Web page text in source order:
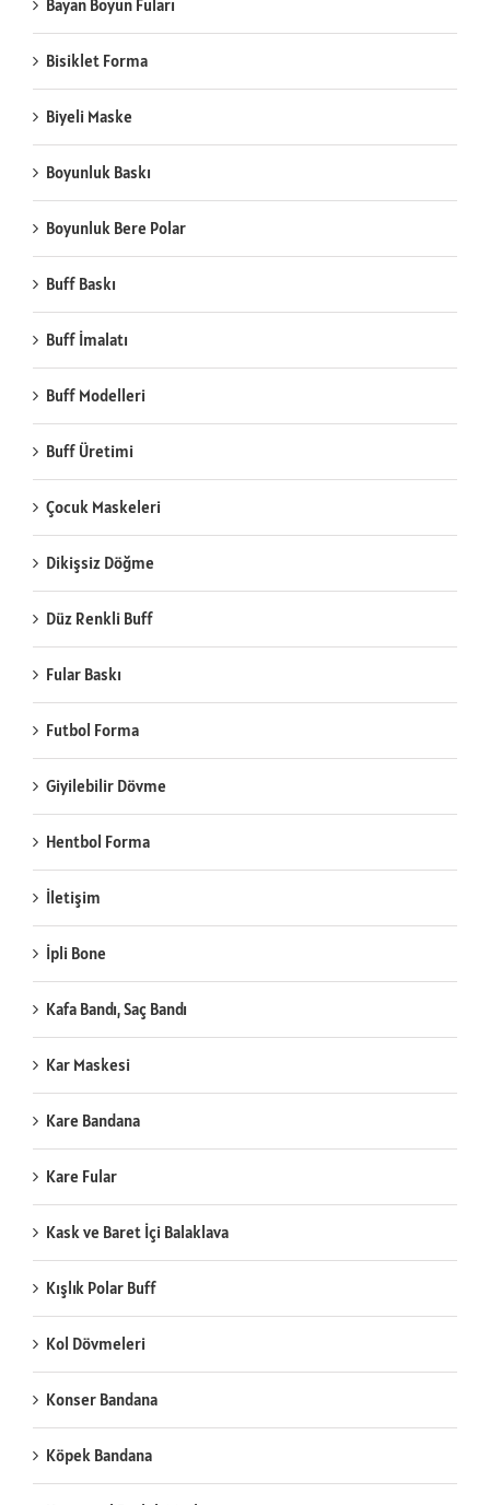
Bayan Boyun Fuları
Bisiklet Forma
Biyeli Maske
Boyunluk Baskı
Boyunluk Bere Polar
Buff Baskı
Buff İmalatı
Buff Modelleri
Buff Üretimi
Çocuk Maskeleri
Dikişsiz Döğme
Düz Renkli Buff
Fular Baskı
Futbol Forma
Giyilebilir Dövme
Hentbol Forma
İletişim
İpli Bone
Kafa Bandı, Saç Bandı
Kar Maskesi
Kare Bandana
Kare Fular
Kask ve Baret İçi Balaklava
Kışlık Polar Buff
Kol Dövmeleri
Konser Bandana
Köpek Bandana